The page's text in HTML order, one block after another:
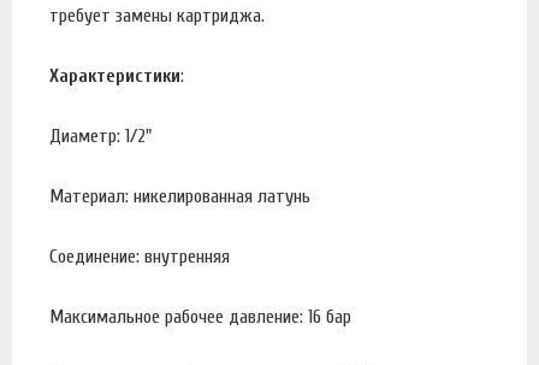
требует замены картриджа.
Характеристики:
Диаметр: 1/2"
Материал: никелированная латунь
Соединение: внутренняя
Максимальное рабочее давление: 16 бар